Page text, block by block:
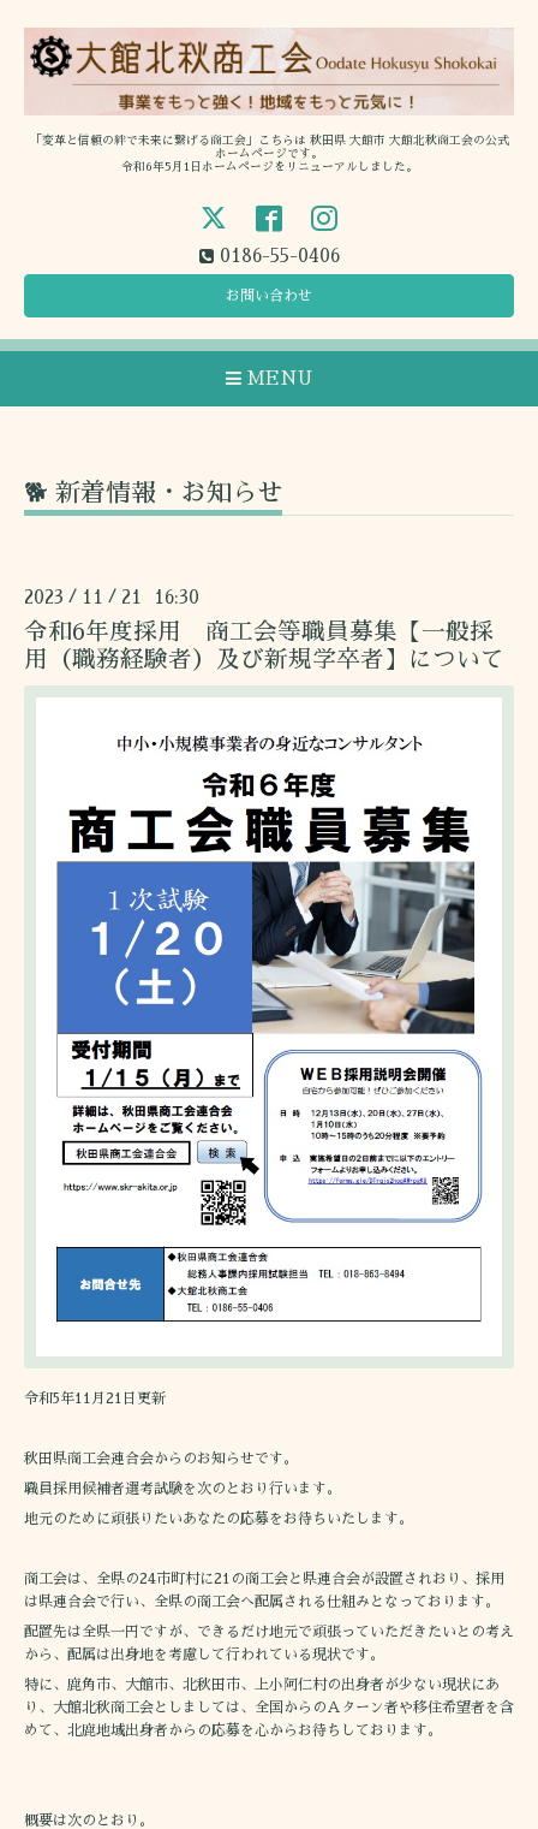
「変革と信頼の絆で未来に繋げる商工会」こちらは 秋田県 大館市 大館北秋商工会の公式
ホームページです。
令和6年5月1日ホームページをリニューアルしました。
0186-55-0406
お問い合わせ
MENU
🐕 新着情報・お知らせ
2023 / 11 / 21 16:30
令和6年度採用 商工会等職員募集【一般採
用（職務経験者）及び新規学卒者】について
令和5年11月21日更新
秋田県商工会連合会からのお知らせです。
職員採用候補者選考試験を次のとおり行います。
地元のために頑張りたいあなたの応募をお待ちいたします。
商工会は、全県の24市町村に21の商工会と県連合会が設置されおり、採用
は県連合会で行い、全県の商工会へ配属される仕組みとなっております。
配置先は全県一円ですが、できるだけ地元で頑張っていただきたいとの考え
から、配属は出身地を考慮して行われている現状です。
特に、鹿角市、大館市、北秋田市、上小阿仁村の出身者が少ない現状にあ
り、大館北秋商工会としましては、全国からのＡターン者や移住希望者を含
めて、北鹿地域出身者からの応募を心からお待ちしております。
概要は次のとおり。